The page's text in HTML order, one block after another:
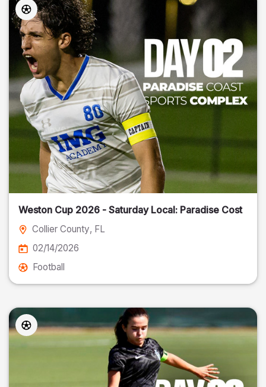
Weston Cup 2026 - Saturday Local: Paradise Cost
Collier County, FL
02/14/2026
Football